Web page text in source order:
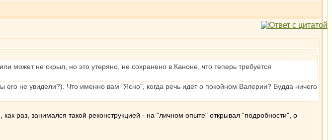
может не скрыл, но это утеряно, не сохранено в Каноне, что теперь требуется
его не увидели?). Что именно вам "Ясно", когда речь идет о покойном Валерии? Будда ничего
раз, занимался такой реконструкцией - на "личном опыте" открывал "подробности", о